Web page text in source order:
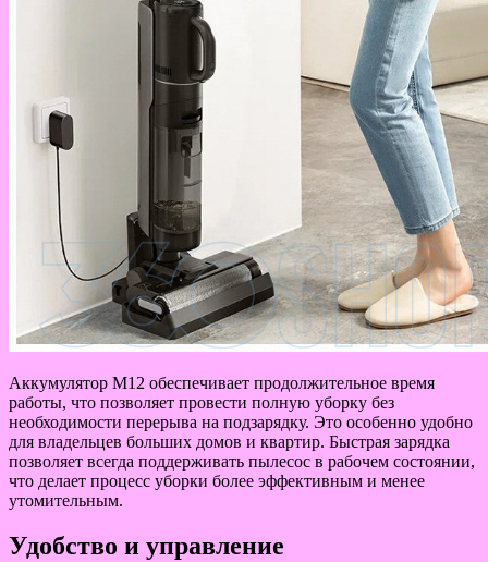
Аккумулятор M12 обеспечивает продолжительное время
работы, что позволяет провести полную уборку без
необходимости перерыва на подзарядку. Это особенно удобно
для владельцев больших домов и квартир. Быстрая зарядка
позволяет всегда поддерживать пылесос в рабочем состоянии,
что делает процесс уборки более эффективным и менее
утомительным.
Удобство и управление